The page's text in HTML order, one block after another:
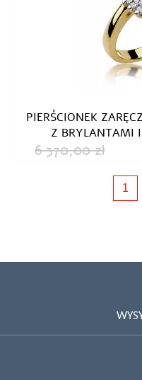
PIERŚCIONEK
Z BRYLANTAMI
6 370,00 zł
1